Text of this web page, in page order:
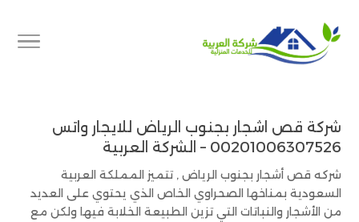
شركة قص اشجار بجنوب الرياض للايجار واتس
00201006307526 – الشركة العربية
شركه قص أشجار بجنوب الرياض , تتميز المملكة العربية
السعودية بمناخها الصحراوي الخاص الذي يحتوي على العديد
من الأشجار والنباتات التي تزين الطبيعة الخلابة فيها ولكن مع